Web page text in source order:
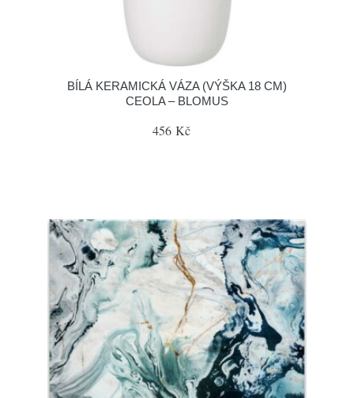
BÍLÁ KERAMICKÁ VÁZA (VÝŠKA 18 CM)
CEOLA – BLOMUS
456 Kč